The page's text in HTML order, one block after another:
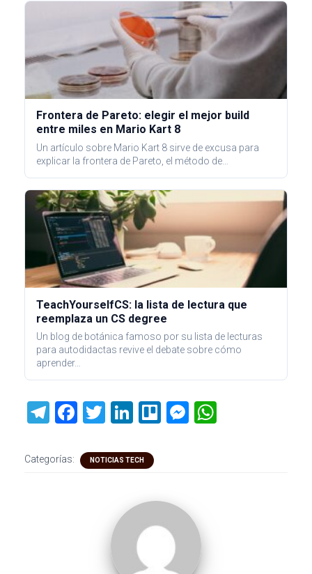
Frontera de Pareto: elegir el mejor build
entre miles en Mario Kart 8
Un artículo sobre Mario Kart 8 sirve de excusa para
explicar la frontera de Pareto, el método de…
TeachYourselfCS: la lista de lectura que
reemplaza un CS degree
Un blog de botánica famoso por su lista de lecturas
para autodidactas revive el debate sobre cómo
aprender…
T
e
F
ce
T
tt
Li
e
n
Tr
M
er
Categorías: NOTICIAS TECH